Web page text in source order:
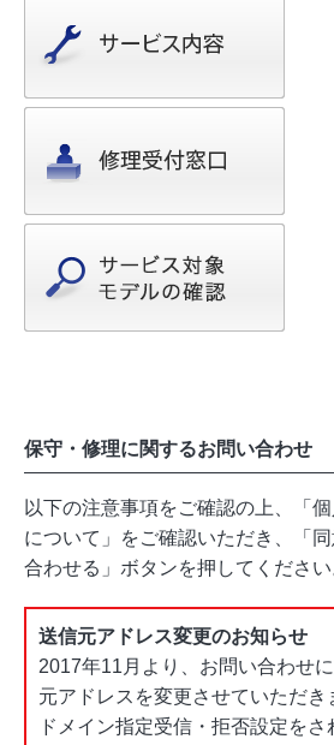
保守・修理に関するお問い合わせ
以下の注意事項をご確認の上、「
について」をご確認いただき、「
合わせる」ボタンを押してください
送信元アドレス変更のお知らせ
2017年11月より、お問い合わせ
元アドレスを変更させていただき
ドメイン指定受信・拒否設定を